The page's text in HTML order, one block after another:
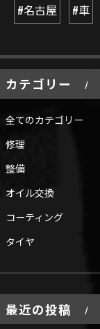
#名古屋 #車
カテゴリー
全てのカテゴリー
修理
整備
オイル交換
コーティング
タイヤ
最近の投稿